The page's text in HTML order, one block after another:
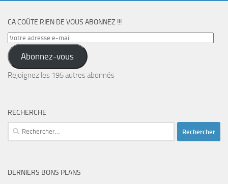
CA COÛTE RIEN DE VOUS ABONNEZ !!!
Votre
adresse
e-
mail
Abonnez-vous
Rejoignez les 195 autres abonnés
RECHERCHE
Rechercher :
DERNIERS BONS PLANS